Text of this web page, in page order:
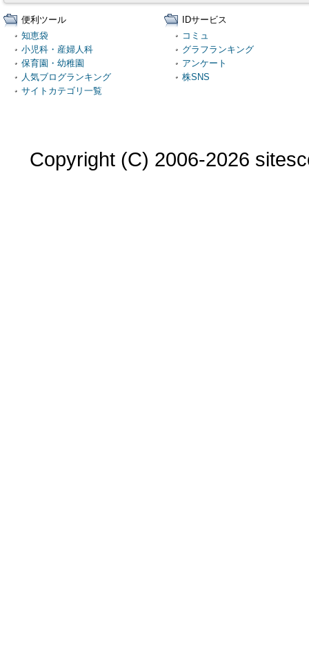
便利ツール
知恵袋
小児科・産婦人科
保育園・幼稚園
人気ブログランキング
サイトカテゴリ一覧
IDサービス
コミュ
グラフランキング
アンケート
株SNS
Copyright (C) 2006-2026